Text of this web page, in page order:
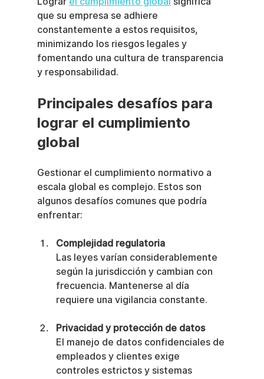
que su empresa se adhiere
constantemente a estos requisitos,
minimizando los riesgos legales y
fomentando una cultura de transparencia
y responsabilidad.
Principales desafíos para
lograr el cumplimiento
global
Gestionar el cumplimiento normativo a
escala global es complejo. Estos son
algunos desafíos comunes que podría
enfrentar:
Complejidad regulatoria
Las leyes varían considerablemente
según la jurisdicción y cambian con
frecuencia. Mantenerse al día
requiere una vigilancia constante.
Privacidad y protección de datos
El manejo de datos confidenciales de
empleados y clientes exige
controles estrictos y sistemas